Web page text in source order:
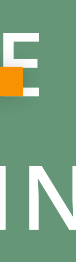
der Asanas
Pose sowohl
vertraut, bevor
Behalten Sie